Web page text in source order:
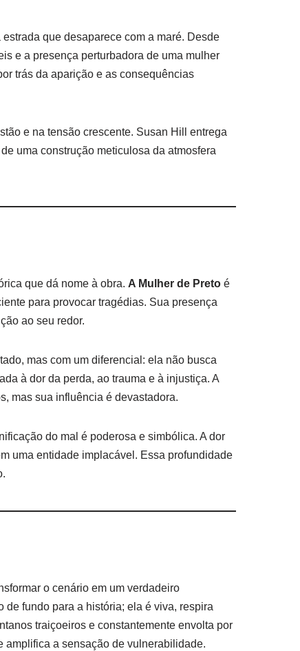
que desaparece com a maré. Desde
e a presença perturbadora de uma mulher
trás da aparição e as consequências
e na tensão crescente. Susan Hill entrega
uma construção meticulosa da atmosfera
que dá nome à obra. A Mulher de Preto é
para provocar tragédias. Sua presença
ao seu redor.
mas com um diferencial: ela não busca
à dor da perda, ao trauma e à injustiça. A
mas sua influência é devastadora.
do mal é poderosa e simbólica. A dor
uma entidade implacável. Essa profundidade
o cenário em um verdadeiro
de fundo para a história; ela é viva, respira
traiçoeiros e constantemente envolta por
amplifica a sensação de vulnerabilidade.